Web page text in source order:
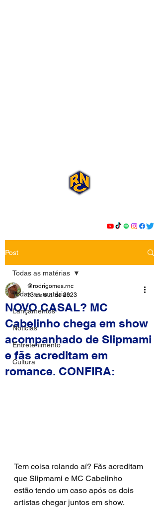
Post
Todas as matérias
Lançamentos
Notícias
Entretenimento
Cultura
Todas as matérias
NOVO CASAL? MC
Cabelinho chega em show
acompanhado de Slipmami
e fãs acreditam em
romance. CONFIRA:
@rodrigomes.rnc
13 de out. de 2023
Tem coisa rolando aí? Fãs acreditam
que Slipmami e MC Cabelinho
estão tendo um caso após os dois
artistas chegar juntos em show.